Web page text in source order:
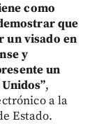
como
que
un visado en
y
un
,
a la
Estado.